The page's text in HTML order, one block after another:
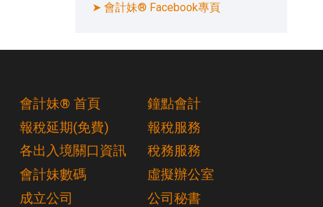
➤ 會計妹® Facebook專頁
會計妹® 首頁
報稅延期(免費)
各出入境關口資訊
會計妹數碼
成立公司
鐘點會計
報稅服務
稅務服務
虛擬辦公室
公司秘書